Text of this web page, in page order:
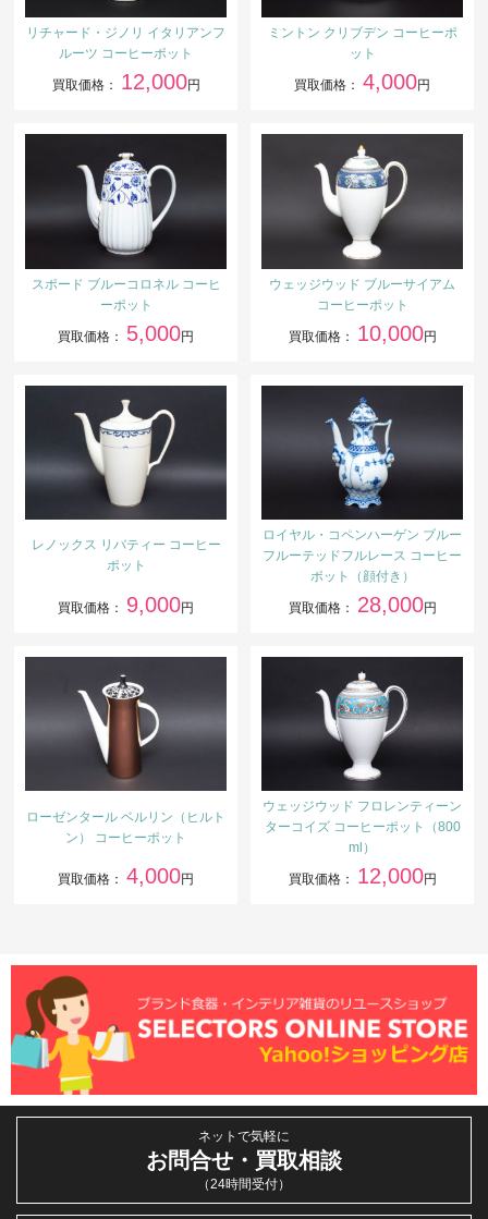
リチャード・ジノリ イタリアンフ
ルーツ コーヒーポット
買取価格： 12,000円
ミントン クリブデン コーヒーポ
ット
買取価格： 4,000円
スポード ブルーコロネル コーヒ
ーポット
買取価格： 5,000円
ウェッジウッド ブルーサイアム
コーヒーポット
買取価格： 10,000円
レノックス リバティー コーヒー
ポット
買取価格： 9,000円
ロイヤル・コペンハーゲン ブルー
フルーテッドフルレース コーヒー
ポット（顔付き）
買取価格： 28,000円
ローゼンタール ベルリン（ヒルト
ン） コーヒーポット
買取価格： 4,000円
ウェッジウッド フロレンティーン
ターコイズ コーヒーポット（800
ml）
買取価格： 12,000円
ネットで気軽に
お問合せ・買取相談
（24時間受付）